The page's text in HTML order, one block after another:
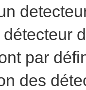
par
des